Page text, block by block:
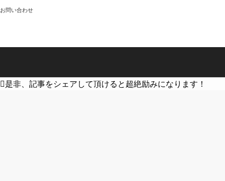
お問い合わせ
是非、記事をシェアして頂けると超絶励みになります！